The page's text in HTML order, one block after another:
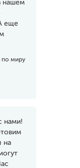
нашем
еще
по миру
нами!
на